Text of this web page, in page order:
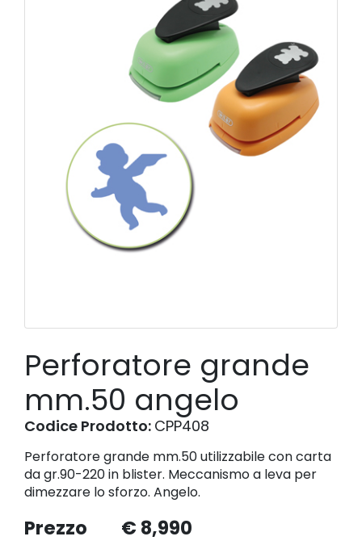
Perforatore grande
mm.50 angelo
Codice Prodotto: CPP408
Perforatore grande mm.50 utilizzabile con carta
da gr.90-220 in blister. Meccanismo a leva per
dimezzare lo sforzo. Angelo.
Prezzo € 8,990